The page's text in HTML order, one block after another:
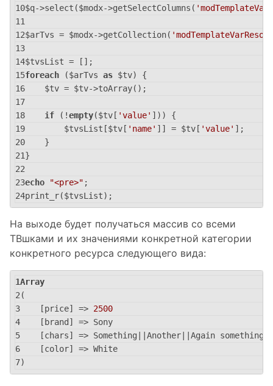
$q->select($modx->getSelectColumns( 'modTemplateVar'
$arTvs = $modx->getCollection(
$tvsList = [];
foreach ($arTvs as $tv) {
    $tv = $tv->toArray();
if (!empty($tv[ 'value' ])) {
        $tvsList[$tv[
'name' ]] = $tv[ 'value' ];
    }
}
echo "<pre>" ;
print_r($tvsList);
На выходе будет получаться массив со всеми
ТВшками и их значениями конкретной категории
конкретного ресурса следующего вида:
Array
(
    [price] =>
2500
    [brand] => Sony
    [chars] => Something||Another||Again something
    [color] => White
)